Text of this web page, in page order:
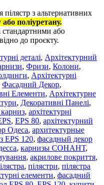
з альтернативних
або поліуретану.
стандартними або
до проєкту.
деталі, Архітектурний
, Фризи, Колони,
, Архітектурні
Фасадний Декор,
Елементи, Архітектурне
, Декоративні Панелі,
, архітектурні
, EPS 80, архітектурний
Одеса, архитектурные
EPS 120, фасадный декор
, карнизы СОНАНТ,
, акрилове покриття,
, пілястри, пілястра
елементи, фасадний